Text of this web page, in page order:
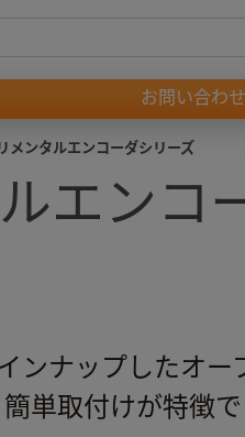
お問い合わせ
メンタルエンコーダシリーズ
エンコ
ンナップしたオー
単取付けが特徴で